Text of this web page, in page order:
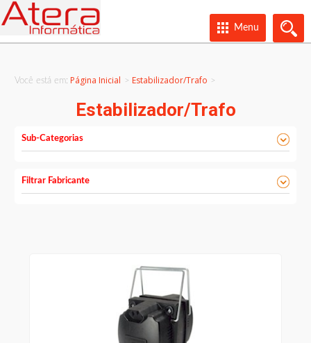
Menu
Você está em: Página Inicial Estabilizador/Trafo >
Estabilizador/Trafo
Sub-Categorias
Filtrar Fabricante